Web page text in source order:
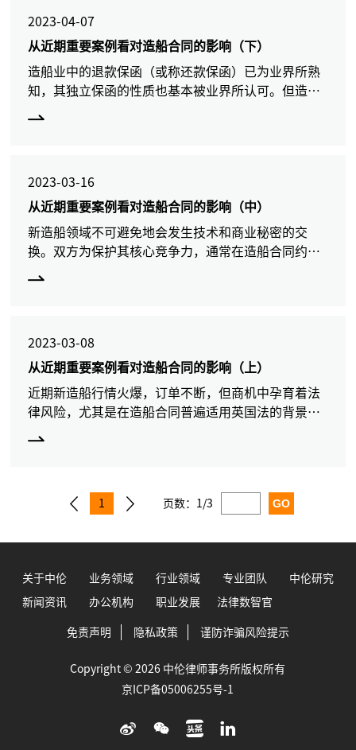
2023-04-07
从近期重要案例看对造船合同的影响（下）
造船业中的退款保函（或称还款保函）已为业界所熟
知，其独立保函的性质也基本被业界所认可。但造船
2023-03-16
从近期重要案例看对造船合同的影响（中）
新造船领域不可避免地会发生技术和商业秘密的交
换。双方为保护其核心竞争力，通常在造船合同约定
2023-03-08
从近期重要案例看对造船合同的影响（上）
近期新造船行情火爆，订单不断，但商机中孕育着法
律风险，尤其是在造船合同普遍适用英国法的背景
1 页数： 1/3
关于中伦 业务领域 行业领域 专业团队 中伦研究
新闻资讯 办公机构 职业发展 法律数智官
免责声明 隐私政策 谨防诈骗风险提示
Copyright © 2026 中伦律师事务所版权所有
京ICP备05006255号-1